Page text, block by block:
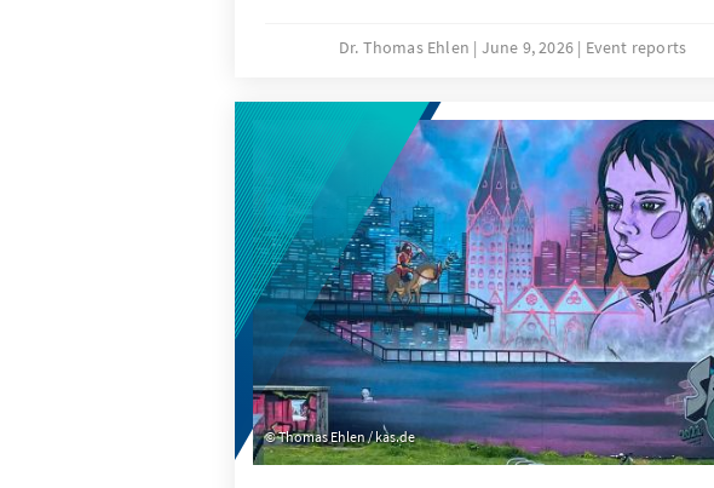
der Öffentlichkeitsarbeit: Praxisnahe Einblicke für
Dr. Thomas Ehlen June 9, 2026 Event reports
Thomas Ehlen / kas.de